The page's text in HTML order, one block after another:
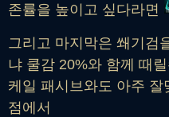
존률을 높이고 싶다라면
그리고 마지막은 쐐기검
냐 쿨감 20%와 함께 때
케일 패시브와도 아주 잘
점에서